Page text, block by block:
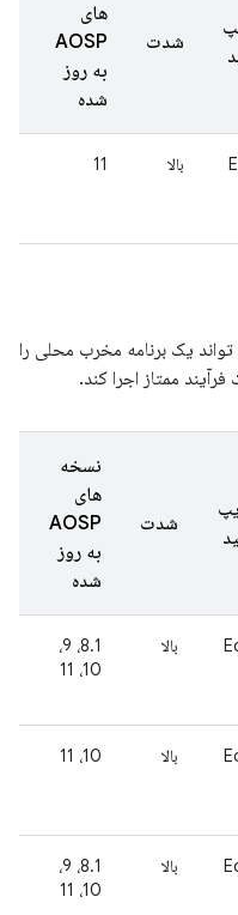
شدت
های
AOSP
به روز
شده
بالا 11
یک برنامه مخرب محلی را
ممتاز اجرا کند.
شدت
نسخه
های
AOSP
به روز
شده
بالا
8.1، 9،
10، 11
بالا 10، 11
بالا
8.1، 9،
10، 11